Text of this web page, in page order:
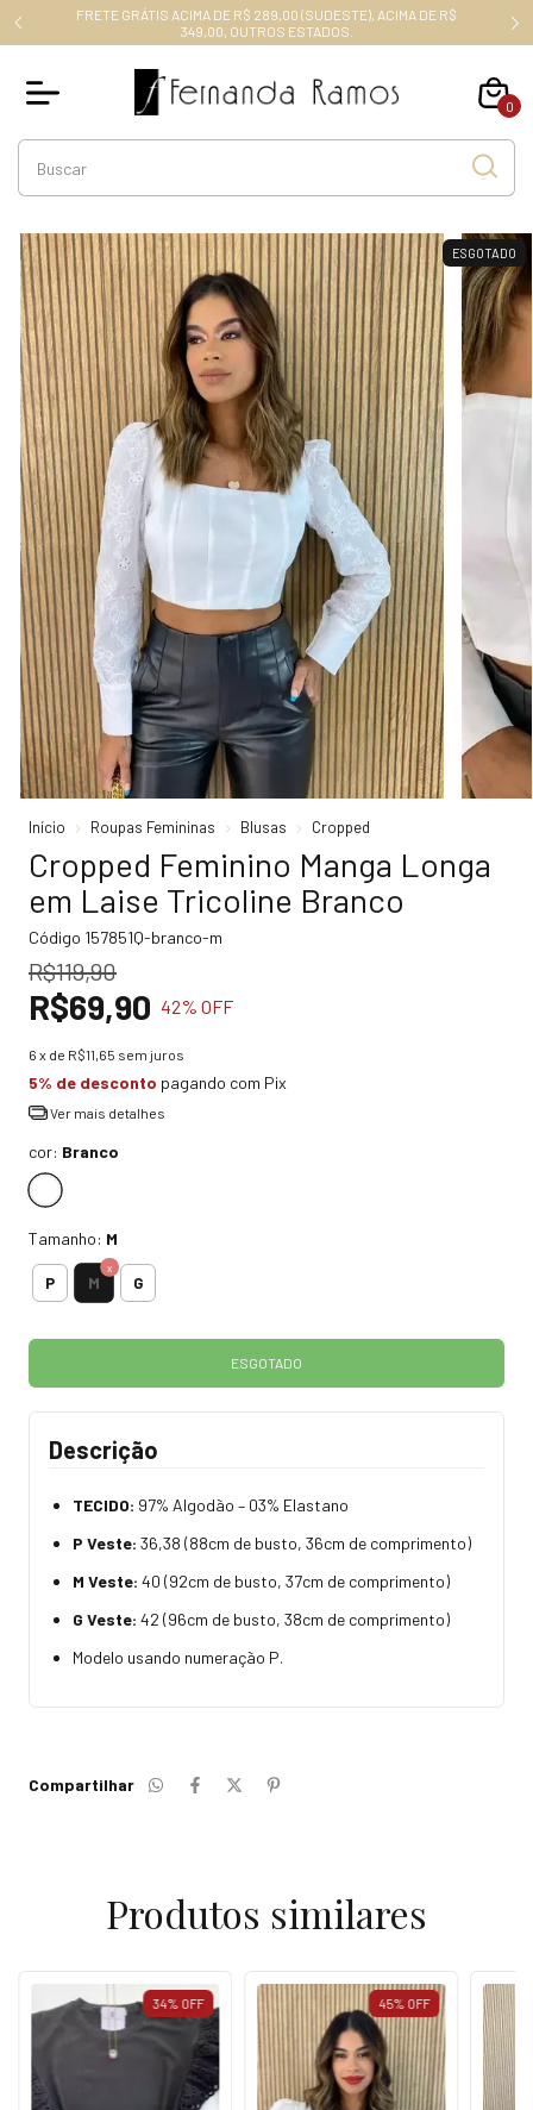
FRETE GRÁTIS ACIMA DE R$ 289,00 (SUDESTE), ACIMA DE R$
349,00, OUTROS ESTADOS.
0
ESGOTADO
Início Roupas Femininas Blusas Cropped
Cropped Feminino Manga Longa
em Laise Tricoline Branco
Código 157851Q-branco-m
R$119,90
R$69,90 42% OFF
6 x de R$11,65 sem juros
5% de desconto pagando com Pix
Ver mais detalhes
cor: Branco
Tamanho: M
P M G
Descrição
TECIDO: 97% Algodão – 03% Elastano
P Veste: 36,38 (88cm de busto, 36cm de comprimento)
M Veste: 40 (92cm de busto, 37cm de comprimento)
G Veste: 42 (96cm de busto, 38cm de comprimento)
Modelo usando numeração P.
Compartilhar
Produtos similares
34% OFF 45% OFF